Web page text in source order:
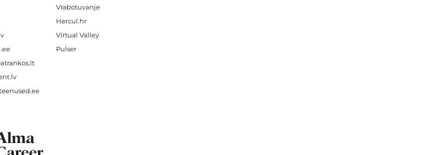
Vrabotuvanje
Hercul.hr
Virtual Valley
Pulser